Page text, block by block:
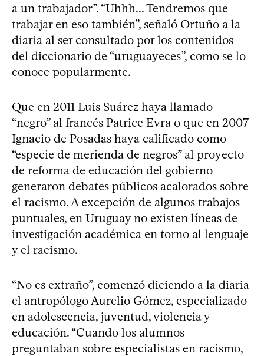
a un trabajador”. “Uhhh... Tendremos que
trabajar en eso también”, señaló Ortuño a la
diaria al ser consultado por los contenidos
del diccionario de “uruguayeces”, como se lo
conoce popularmente.
Que en 2011 Luis Suárez haya llamado
“negro” al francés Patrice Evra o que en 2007
Ignacio de Posadas haya calificado como
“especie de merienda de negros” al proyecto
de reforma de educación del gobierno
generaron debates públicos acalorados sobre
el racismo. A excepción de algunos trabajos
puntuales, en Uruguay no existen líneas de
investigación académica en torno al lenguaje
y el racismo.
“No es extraño”, comenzó diciendo a la diaria
el antropólogo Aurelio Gómez, especializado
en adolescencia, juventud, violencia y
educación. “Cuando los alumnos
preguntaban sobre especialistas en racismo,